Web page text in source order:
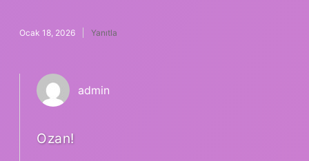
Ocak 18, 2026 Yanıtla
admin
Ozan!